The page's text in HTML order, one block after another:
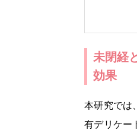
未閉経
効果
本研究では
有デリケー